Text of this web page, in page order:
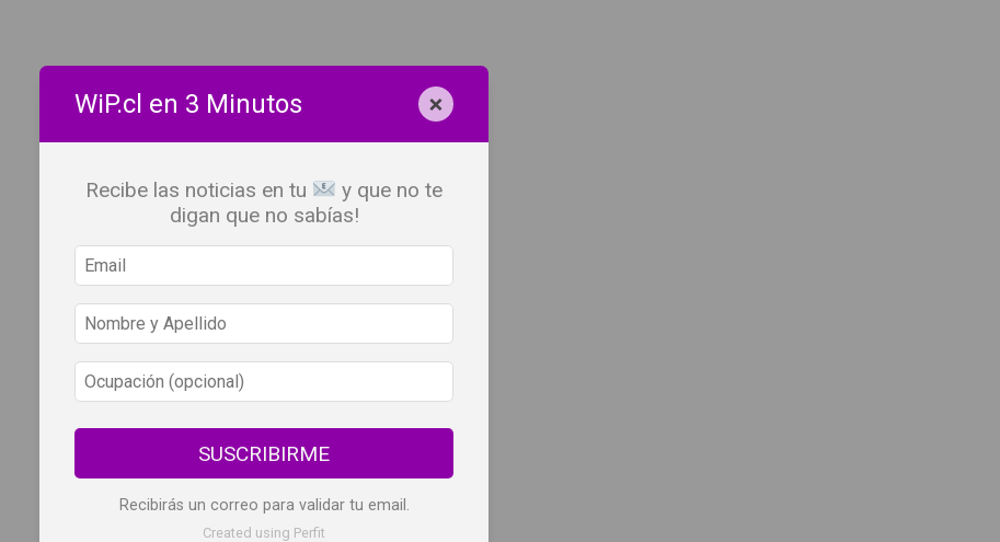
GLOSARIO DEL VINO PANORAMAS
WiP.cl en 3 Minutos ×
Recibe las noticias en tu
y que no te
digan que no sabías!
SUSCRIBIRME
Recibirás un correo para validar tu email.
Created using Perfit